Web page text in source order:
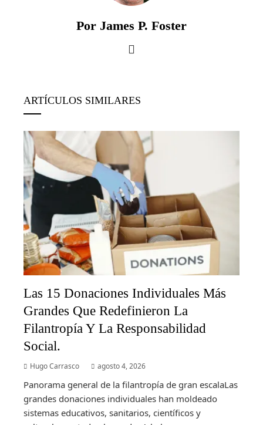
Por James P. Foster
ARTÍCULOS SIMILARES
Las 15 Donaciones Individuales Más
Grandes Que Redefinieron La
Filantropía Y La Responsabilidad
Social.
Hugo Carrasco agosto 4, 2026
Panorama general de la filantropía de gran escalaLas
grandes donaciones individuales han moldeado
sistemas educativos, sanitarios, científicos y